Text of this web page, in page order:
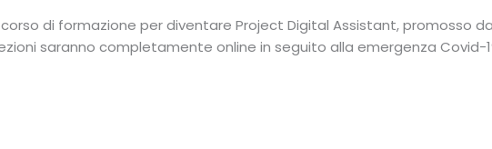
corso di formazione per diventare Project Digital Assistant, promosso
saranno completamente online in seguito alla emergenza Covid-